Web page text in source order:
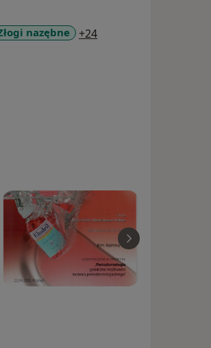
nazębne +24a11y_sr_more_diseases